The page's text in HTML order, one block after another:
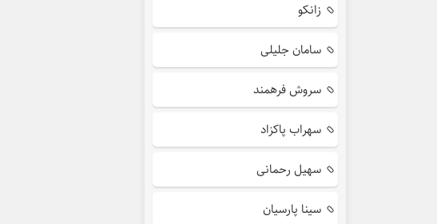
زانکو
سامان جلیلی
سروش فرهمند
سهراب پاکزاد
سهیل رحمانی
سینا پارسیان